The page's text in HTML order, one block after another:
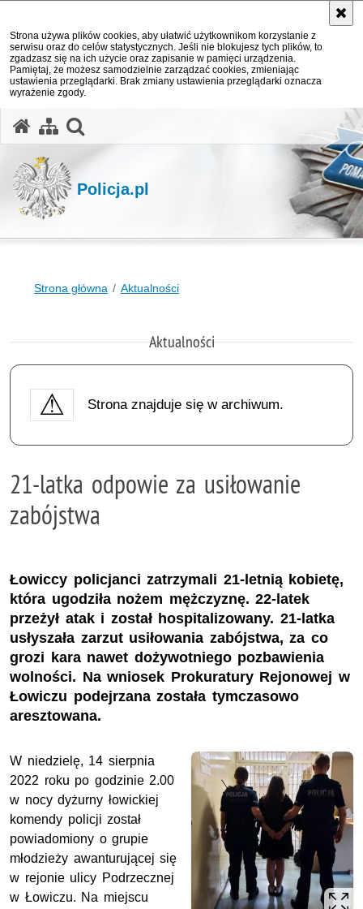
Strona używa plików cookies, aby ułatwić użytkownikom korzystanie z
serwisu oraz do celów statystycznych. Jeśli nie blokujesz tych plików, to
zgadzasz się na ich użycie oraz zapisanie w pamięci urządzenia.
Pamiętaj, że możesz samodzielnie zarządzać cookies, zmieniając
ustawienia przeglądarki. Brak zmiany ustawienia przeglądarki oznacza
wyrażenie zgody.
Policja.pl
Strona główna Aktualności
Aktualności
Strona znajduje się w archiwum.
21-latka odpowie za usiłowanie
zabójstwa
Łowiccy policjanci zatrzymali 21-letnią kobietę,
która ugodziła nożem mężczyznę. 22-latek
przeżył atak i został hospitalizowany. 21-latka
usłyszała zarzut usiłowania zabójstwa, za co
grozi kara nawet dożywotniego pozbawienia
wolności. Na wniosek Prokuratury Rejonowej w
Łowiczu podejrzana została tymczasowo
aresztowana.
W niedzielę, 14 sierpnia
2022 roku po godzinie 2.00
w nocy dyżurny łowickiej
komendy policji został
powiadomiony o grupie
młodzieży awanturującej się
w rejonie ulicy Podrzecznej
w Łowiczu. Na miejscu